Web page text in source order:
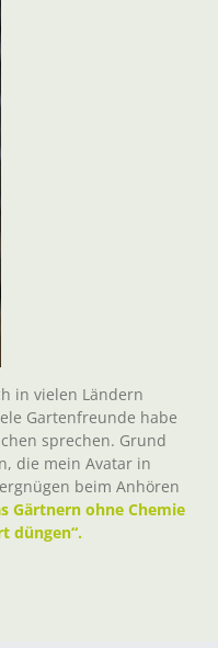
in vielen Ländern
Gartenfreunde habe
sprechen. Grund
die mein Avatar in
beim Anhören
Gärtnern ohne Chemie
düngen“.